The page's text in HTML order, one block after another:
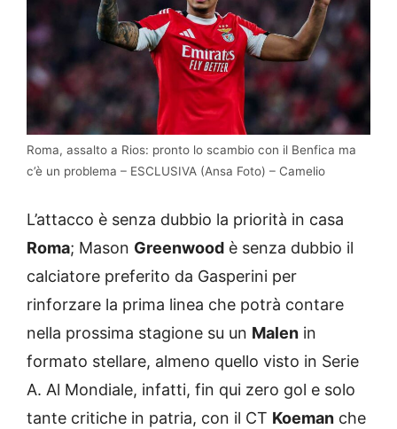
Roma, assalto a Rios: pronto lo scambio con il Benfica ma
c’è un problema – ESCLUSIVA (Ansa Foto) – Camelio
L’attacco è senza dubbio la priorità in casa
Roma; Mason Greenwood è senza dubbio il
calciatore preferito da Gasperini per
rinforzare la prima linea che potrà contare
nella prossima stagione su un Malen in
formato stellare, almeno quello visto in Serie
A. Al Mondiale, infatti, fin qui zero gol e solo
tante critiche in patria, con il CT Koeman che